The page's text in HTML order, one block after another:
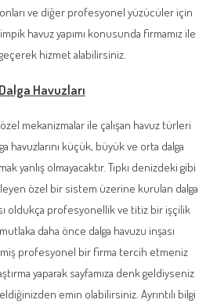
ve diğer profesyonel yüzücüler için
havuz yapımı konusunda firmamız ile
hizmet alabilirsiniz.
Dalga Havuzları
özel mekanizmalar ile çalışan havuz türleri
havuzlarını küçük, büyük ve orta dalga
yanlış olmayacaktır. Tıpkı denizdeki gibi
özel bir sistem üzerine kurulan dalga
oldukça profesyonellik ve titiz bir işçilik
daha önce dalga havuzu inşası
profesyonel bir firma tercih etmeniz
yaparak sayfamıza denk geldiyseniz
emin olabilirsiniz. Ayrıntılı bilgi